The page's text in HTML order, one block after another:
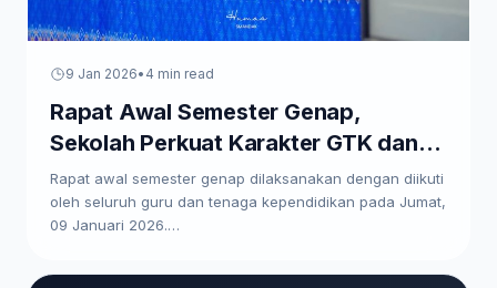
9 Jan 2026• 4 min read
Rapat Awal Semester Genap,
Sekolah Perkuat Karakter GTK dan
Paparkan Program Kerja
Rapat awal semester genap dilaksanakan dengan diikuti
oleh seluruh guru dan tenaga kependidikan pada Jumat,
09 Januari 2026.…